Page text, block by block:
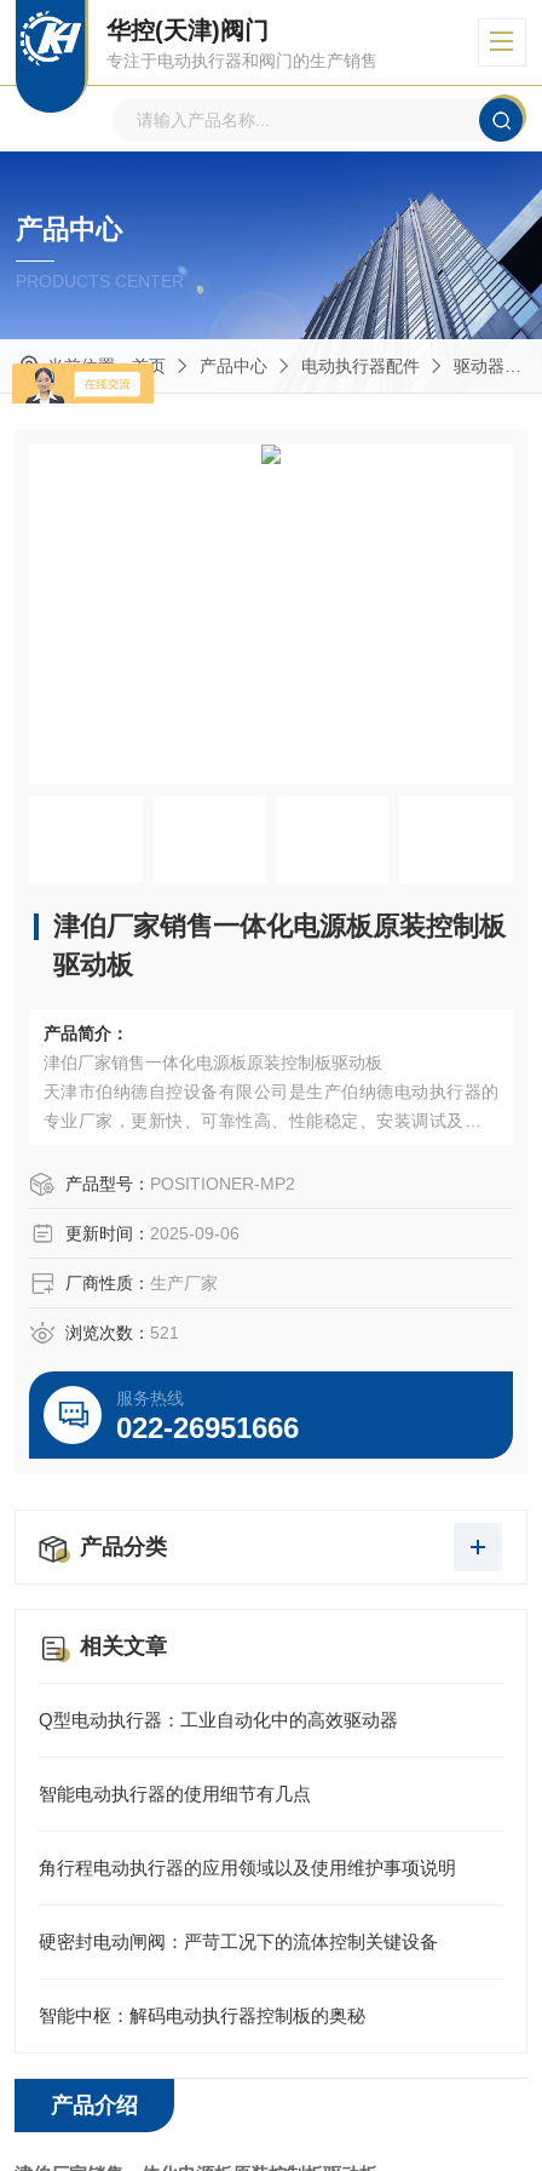
华控(天津)阀门
专注于电动执行器和阀门的生产销售
产品中心
PRODUCTS CENTER
当前位置：首页 产品中心 电动执行器配件 驱动器
津伯厂家销售一体化电源板原装控制板
驱动板
产品简介：
津伯厂家销售一体化电源板原装控制板驱动板
天津市伯纳德自控设备有限公司是生产伯纳德电动执行器的
专业厂家，更新快、可靠性高、性能稳定、安装调试及维护
模块组件互换性高，具有多样化的信号样式。
产品型号： POSITIONER-MP2
更新时间： 2025-09-06
厂商性质： 生产厂家
浏览次数： 521
服务热线
022-26951666
产品分类
相关文章
Q型电动执行器：工业自动化中的高效驱动器
智能电动执行器的使用细节有几点
角行程电动执行器的应用领域以及使用维护事项说明
硬密封电动闸阀：严苛工况下的流体控制关键设备
智能中枢：解码电动执行器控制板的奥秘
产品介绍